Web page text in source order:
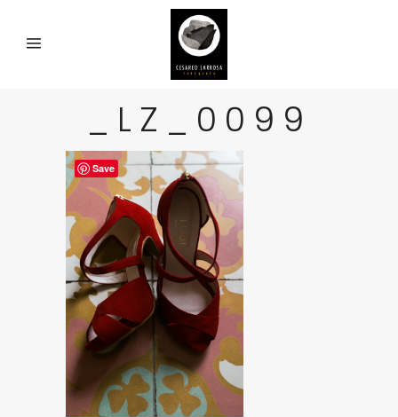
_LZ_0099
Save